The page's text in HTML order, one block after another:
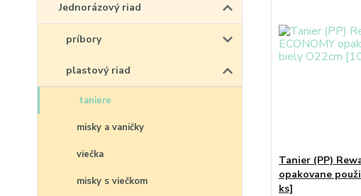
Jednorázový riad
príbory
plastový riad
taniere
misky a vaničky
viečka
misky s viečkom
Tanier (PP)
opakovane
ks]